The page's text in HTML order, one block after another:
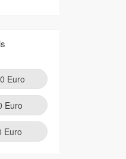
Euro
Euro
Euro